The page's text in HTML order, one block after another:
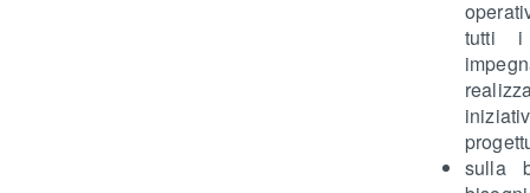
tutti i
sulla